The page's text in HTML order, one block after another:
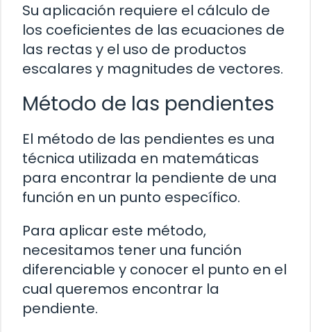
Su aplicación requiere el cálculo de
los coeficientes de las ecuaciones de
las rectas y el uso de productos
escalares y magnitudes de vectores.
Método de las pendientes
El método de las pendientes es una
técnica utilizada en matemáticas
para encontrar la pendiente de una
función en un punto específico.
Para aplicar este método,
necesitamos tener una función
diferenciable y conocer el punto en el
cual queremos encontrar la
pendiente.